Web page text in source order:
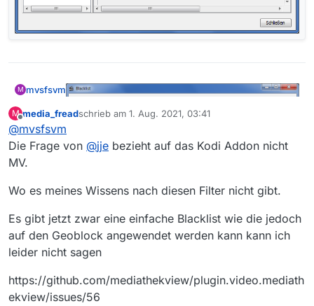
M mvsfsvm
M
Offline
media_freadschrieb am 1. Aug. 2021, 03:41
zuletzt editiert von
@mvsfsvm
Die Frage von @jje bezieht auf das Kodi Addon nicht
MV.
Wo es meines Wissens nach diesen Filter nicht gibt.
Es gibt jetzt zwar eine einfache Blacklist wie die jedoch
auf den Geoblock angewendet werden kann kann ich
leider nicht sagen
https://github.com/mediathekview/plugin.video.mediath
ekview/issues/56